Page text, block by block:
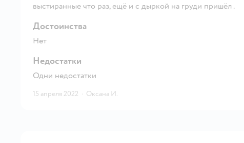
выстиранные что раз, ещё и с дыркой на груди пришёл .
Достоинства
Нет
Недостатки
Одни недостатки
15 апреля 2022 · Оксана И.